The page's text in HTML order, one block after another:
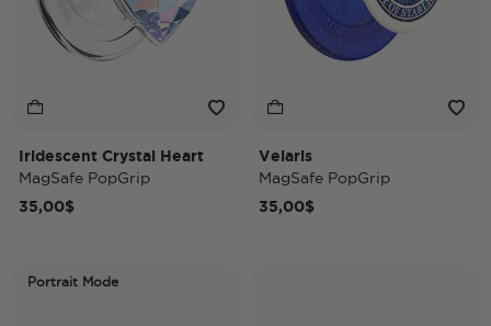
Iridescent Crystal Heart
MagSafe PopGrip
35,00$
Velaris
MagSafe PopGrip
35,00$
Portrait Mode